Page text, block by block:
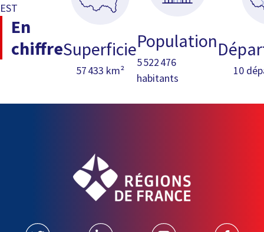
EST
En
chiffreSuperficie
57 433 km²
Population
5 522 476
habitants
10